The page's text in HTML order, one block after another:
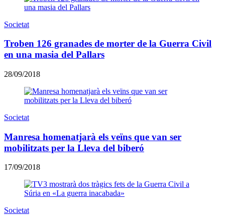
Societat
Troben 126 granades de morter de la Guerra Civil
en una masia del Pallars
28/09/2018
Societat
Manresa homenatjarà els veïns que van ser
mobilitzats per la Lleva del biberó
17/09/2018
Societat